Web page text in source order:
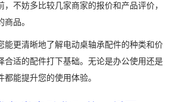
，不妨多比较几家商家的报价和产品评价，
品。
能更清晰地了解电动桌轴承配件的种类和价
合适的配件打下基础。无论是办公使用还是
能提升您的使用体验。